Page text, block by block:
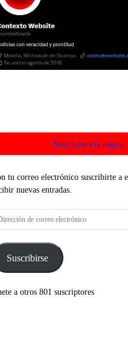
Suscríbete a la página
tu correo electrónico suscribirte a
nuevas entradas.
Suscribirse
a otros 801 suscriptores